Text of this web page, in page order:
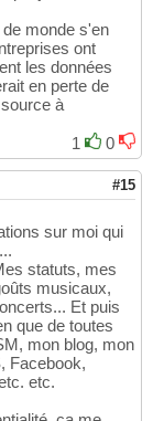
monde s'en
ont
les données
en perte de
à
1
0
#15
sur moi qui
statuts, mes
musicaux,
Et puis
que de toutes
mon blog, mon
Facebook,
etc.